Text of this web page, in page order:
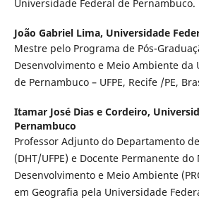
Universidade Federal de Pernambuco.
João Gabriel Lima, Universidade
Mestre pelo Programa de Pós-
Desenvolvimento e Meio Ambiente da
de Pernambuco – UFPE, Recife /PE,
Itamar José Dias e Cordeiro,
Pernambuco
Professor Adjunto do Departamento
(DHT/UFPE) e Docente Permanente
Desenvolvimento e Meio Ambiente
em Geografia pela Universidade